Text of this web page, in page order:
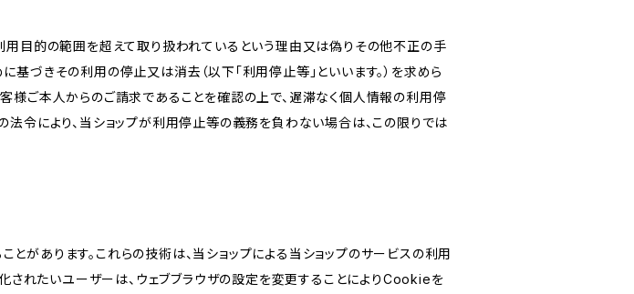
用目的の範囲を超えて取り扱われているという理由又は偽りその他不正の手
づきその利用の停止又は消去（以下「利用停止等」といいます。）を求めら
様ご本人からのご請求であることを確認の上で、遅滞なく個人情報の利用停
令により、当ショップが利用停止等の義務を負わない場合は、この限りでは
があります。これらの技術は、当ショップによる当ショップのサービスの利用
れたいユーザーは、ウェブブラウザの設定を変更することによりCookieを